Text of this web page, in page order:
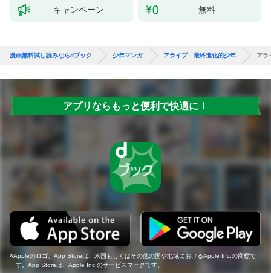
キャンペーン 無料
漫画無料試し読みならdブック 少年マンガ アライブ 最終進化的少年 アラ
アプリならもっと便利で快適に！
Appleのロゴ、App Storeは、米国もしくはその他の国や地域におけるApple Inc.の商標で
す。App Storeは、Apple Inc.のサービスマークです。